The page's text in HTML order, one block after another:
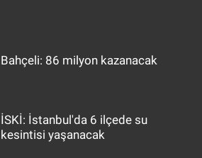
Bahçeli: 86 milyon kazanacak
İSKİ: İstanbul'da 6 ilçede su
kesintisi yaşanacak